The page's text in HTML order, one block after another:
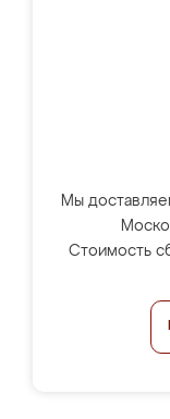
Мы
Стоимость